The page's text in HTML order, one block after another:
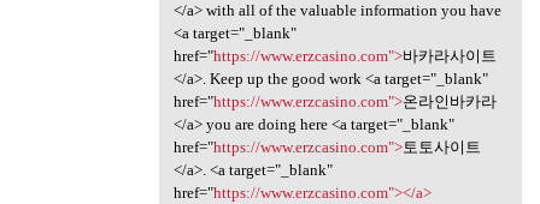
</a> with all of the valuable information you have
<a target="_blank"
href="https://www.erzcasino.com">바카라사이트
</a>. Keep up the good work <a target="_blank"
href="https://www.erzcasino.com">온라인바카라
</a> you are doing here <a target="_blank"
href="https://www.erzcasino.com">토토사이트
</a>. <a target="_blank"
href="https://www.erzcasino.com"></a>